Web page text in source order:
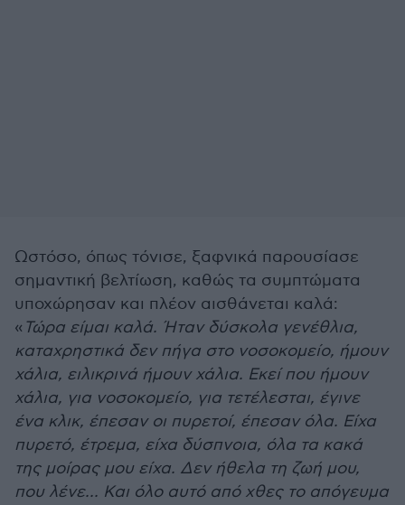
Ωστόσο, όπως τόνισε, ξαφνικά παρουσίασε
σημαντική βελτίωση, καθώς τα συμπτώματα
υποχώρησαν και πλέον αισθάνεται καλά:
« Τώρα είμαι καλά. Ήταν δύσκολα γενέθλια,
καταχρηστικά δεν πήγα στο νοσοκομείο, ήμουν
χάλια, ειλικρινά ήμουν χάλια. Εκεί που ήμουν
χάλια, για νοσοκομείο, για τετέλεσται, έγινε
ένα κλικ, έπεσαν οι πυρετοί, έπεσαν όλα. Είχα
πυρετό, έτρεμα, είχα δύσπνοια, όλα τα κακά
της μοίρας μου είχα. Δεν ήθελα τη ζωή μου,
που λένε... Και όλο αυτό από χθες το απόγευμα